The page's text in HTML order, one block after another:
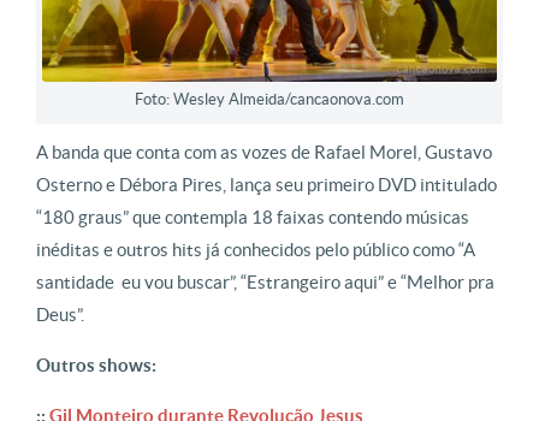
Foto: Wesley Almeida/cancaonova.com
A banda que conta com as vozes de Rafael Morel, Gustavo
Osterno e Débora Pires, lança seu primeiro DVD intitulado
“180 graus” que contempla 18 faixas contendo músicas
inéditas e outros hits já conhecidos pelo público como “A
santidade eu vou buscar”, “Estrangeiro aqui” e “Melhor pra
Deus”.
Outros shows:
:: Gil Monteiro durante Revolução Jesus